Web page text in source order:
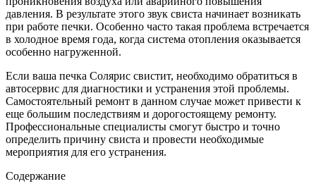
давления. В результате этого звук свиста начинает возникать
при работе печки. Особенно часто такая проблема встречается
в холодное время года, когда система отопления оказывается
особенно нагруженной.
Если ваша печка Солярис свистит, необходимо обратиться в
автосервис для диагностики и устранения этой проблемы.
Самостоятельный ремонт в данном случае может привести к
еще большим последствиям и дорогостоящему ремонту.
Профессиональные специалисты смогут быстро и точно
определить причину свиста и провести необходимые
мероприятия для его устранения.
Содержание